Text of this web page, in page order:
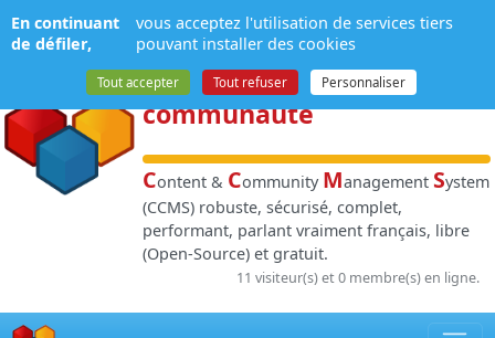
NPDS:Gestion de
contenuet de
communauté
Content & Community Management System
(CCMS) robuste, sécurisé, complet,
performant, parlant vraiment français, libre
(Open-Source) et gratuit.
11 visiteur(s) et 0 membre(s) en ligne.
Panneau de gestion des cookies
En continuant
de défiler,
vous acceptez l'utilisation de services tiers
pouvant installer des cookies
Tout accepter Tout refuser Personnaliser